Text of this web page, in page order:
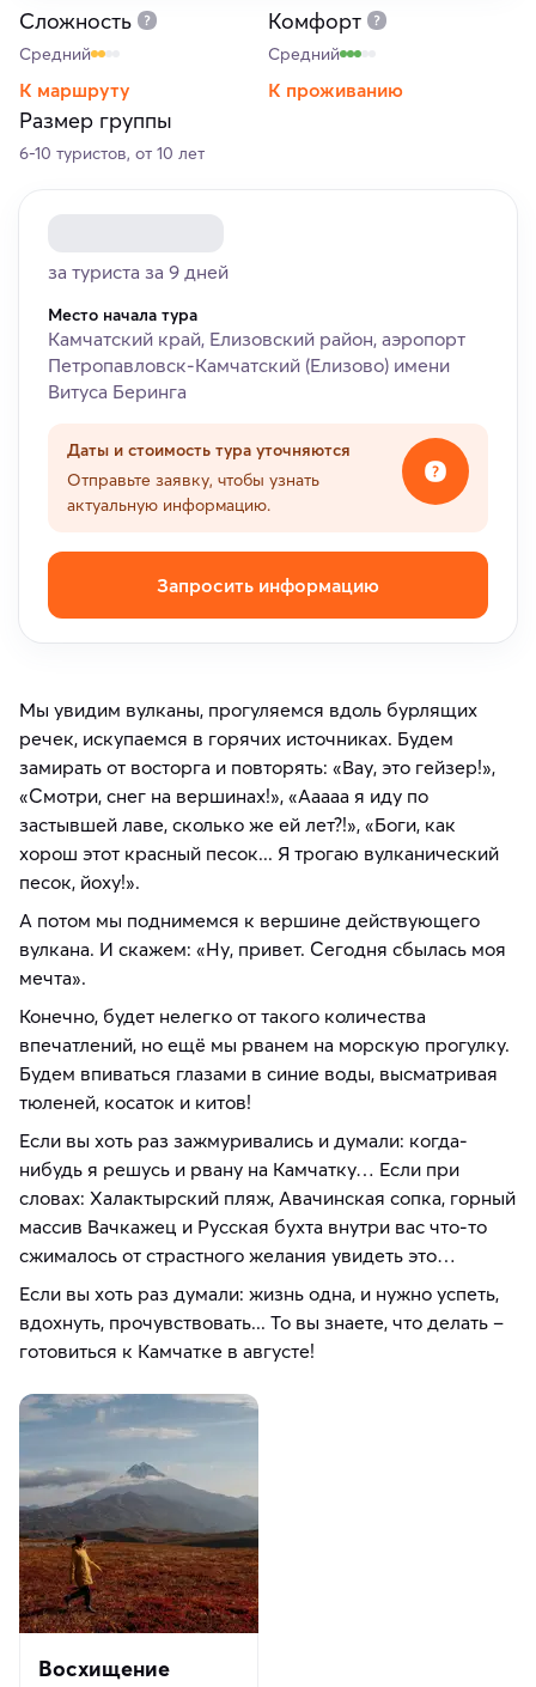
Сложность
Средний
К маршруту
Комфорт
Средний
К проживанию
Размер группы
6-10 туристов, от 10 лет
за туриста за 9 дней
Место начала тура
Камчатский край, Елизовский район, аэропорт
Петропавловск-Камчатский (Елизово) имени
Витуса Беринга
Даты и стоимость тура уточняются
Отправьте заявку, чтобы узнать
актуальную информацию.
Запросить информацию
Мы увидим вулканы, прогуляемся вдоль бурлящих
речек, искупаемся в горячих источниках. Будем
замирать от восторга и повторять: «Вау, это гейзер!»,
«Смотри, снег на вершинах!», «Ааааа я иду по
застывшей лаве, сколько же ей лет?!», «Боги, как
хорош этот красный песок... Я трогаю вулканический
песок, йоху!».
А потом мы поднимемся к вершине действующего
вулкана. И скажем: «Ну, привет. Сегодня сбылась моя
мечта».
Конечно, будет нелегко от такого количества
впечатлений, но ещё мы рванем на морскую прогулку.
Будем впиваться глазами в синие воды, высматривая
тюленей, косаток и китов!
Если вы хоть раз зажмуривались и думали: когда-
нибудь я решусь и рвану на Камчатку… Если при
словах: Халактырский пляж, Авачинская сопка, горный
массив Вачкажец и Русская бухта внутри вас что-то
сжималось от страстного желания увидеть это…
Если вы хоть раз думали: жизнь одна, и нужно успеть,
вдохнуть, прочувствовать... То вы знаете, что делать –
готовиться к Камчатке в августе!
Восхищение